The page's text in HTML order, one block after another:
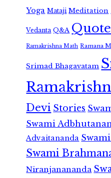
Yoga Mataji Meditation
Vedanta Q&A
Ramakrishna Math Ramana
Srimad Bhagavatam
Devi Stories
Swami
Advaitananda
Swami
Niranjanananda